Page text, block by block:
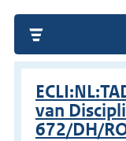
van
672/DH/